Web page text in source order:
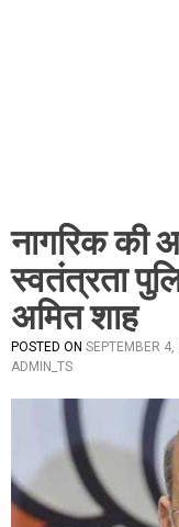
नागरिक की
स्वतंत्रता
अमित शाह
POSTED ON SEPTEMBER 4,
ADMIN_TS